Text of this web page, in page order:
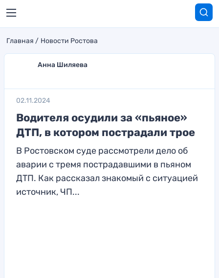
Главная Новости Ростова
Анна Шиляева
02.11.2024
Водителя осудили за «пьяное»
ДТП, в котором пострадали трое
В Ростовском суде рассмотрели дело об
аварии с тремя пострадавшими в пьяном
ДТП. Как рассказал знакомый с ситуацией
источник, ЧП...